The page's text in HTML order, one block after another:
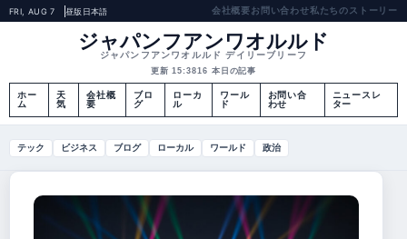
FRI, AUG 7 昼版 日本語 会社概要お問い合わせ私たちのストーリー
ジャパンフアンワオルルド
ジャパンフアンワオルルド デイリーブリーフ
更新 15:3816 本日の記事
ホー
ム
天
気
会社概
要
ブロ
グ
ローカ
ル
ワール
ド
お問い合
わせ
ニュースレ
ター
テック ビジネス ブログ ローカル ワールド 政治